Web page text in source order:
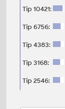
Tip 10421:
Tip 6756:
Tip 4383:
Tip 3168:
Tip 2546: